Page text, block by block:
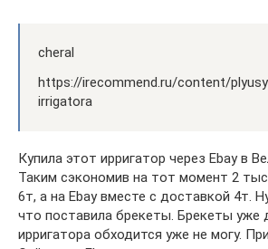
cheral
https://irecommend.ru/content/
irrigatora
Купила этот ирригатор через Ebay в
Таким сэкономив на тот момент 2
6т, а на Ebay вместе с доставкой 4т.
что поставила брекеты. Брекеты уже
ирригатора обходится уже не могу.